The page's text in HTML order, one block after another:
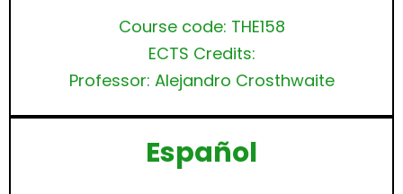
Course code: THE158
ECTS Credits:
Professor: Alejandro Crosthwaite
Español